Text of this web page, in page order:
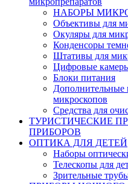
НАБОРЫ
Объективы для
Окуляры для
Конденсоры
Штативы для
Цифровые
Блоки питания
Дополнительные
микроскопов
Средства для
ТУРИСТИЧЕСКИЕ
ПРИБОРОВ
ОПТИКА ДЛЯ ДЕТЕЙ
Наборы
Телескопы для
Зрительные